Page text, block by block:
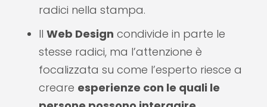
radici nella stampa.
Il Web Design condivide in parte le
stesse radici, ma l’attenzione è
focalizzata su come l’esperto riesce a
creare esperienze con le quali le